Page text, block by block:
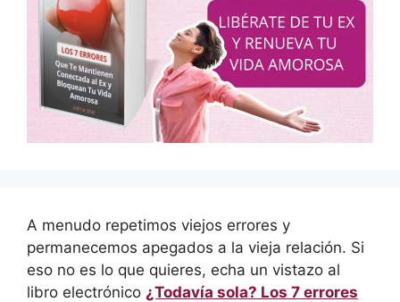
A menudo repetimos viejos errores y
permanecemos apegados a la vieja relación. Si
eso no es lo que quieres, echa un vistazo al
libro electrónico ¿Todavía sola? Los 7 errores